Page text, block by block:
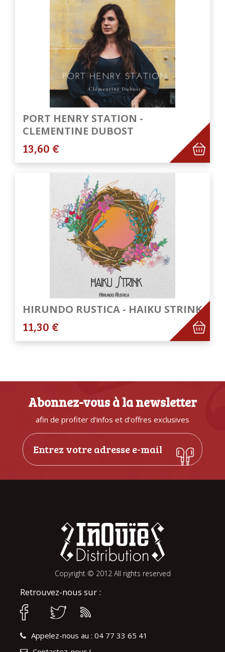
PORT HENRY STATION -
CLEMENTINE DUBOST
13,60 €
HIRUNDO RUSTICA - HAIKU STRINK
11,30 €
Abonnez-vous à la newsletter
afin de profiter d'infos et d'offres exclusives
Copyright © 2012 All rights reserved
Retrouvez-nous sur :
Appelez-nous au : 04 77 33 65 41